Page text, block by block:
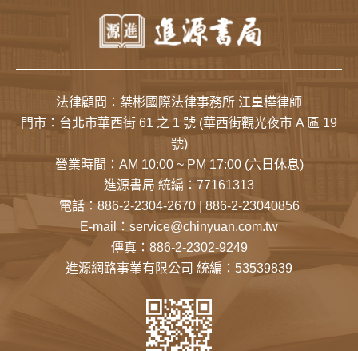
法律顧問：桀彬國際法律事務所 江皇樺律師
門市： 台北市華西街 61 之 1 號 (華西街觀光夜市 A 區 19
號)
營業時間：AM 10:00 ~ PM 17:00 (六日休息)
進源書局 統編：77161313
電話： 886-2-2304-2670|886-2-23040856
E-mail： service@chinyuan.com.tw
傳真：886-2-2302-9249
進源網路事業有限公司 統編：53539839